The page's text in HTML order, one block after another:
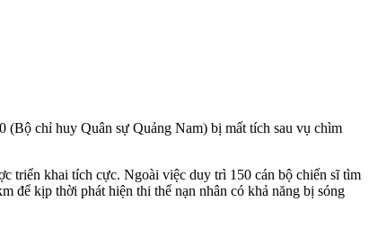
chỉ huy Quân sự Quảng Nam) bị mất tích sau vụ chìm
triển khai tích cực. Ngoài việc duy trì 150 cán bộ chiến sĩ tìm
để kịp thời phát hiện thi thể nạn nhân có khả năng bị sóng